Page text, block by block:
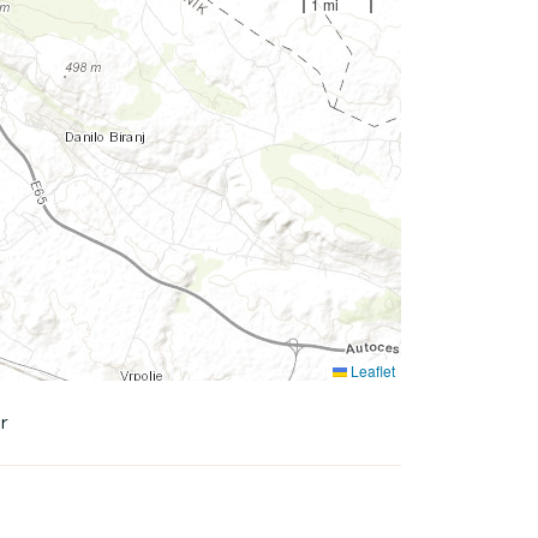
1 mi
Leaflet